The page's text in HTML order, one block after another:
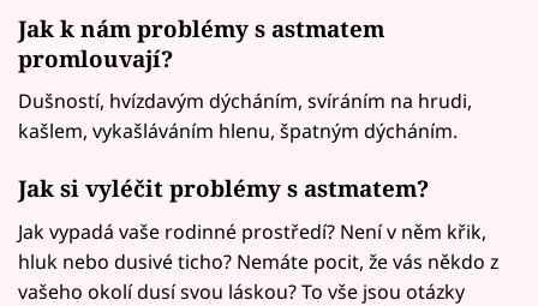
Jak k nám problémy s astmatem
promlouvají?
Dušností, hvízdavým dýcháním, svíráním na hrudi,
kašlem, vykašláváním hlenu, špatným dýcháním.
Jak si vyléčit problémy s astmatem?
Jak vypadá vaše rodinné prostředí? Není v něm křik,
hluk nebo dusivé ticho? Nemáte pocit, že vás někdo z
vašeho okolí dusí svou láskou? To vše jsou otázky